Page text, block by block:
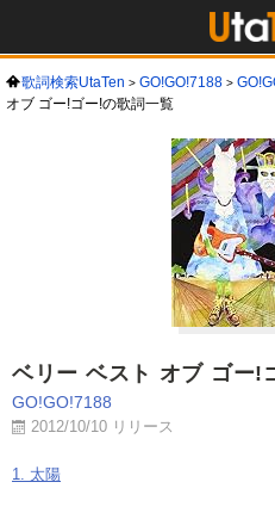
歌詞検索UtaTen GO!GO!7188
オブ ゴー!ゴー!の歌詞一覧
ベリー ベスト オブ ゴー!
GO!GO!7188
2012/10/10 リリース
1. 太陽